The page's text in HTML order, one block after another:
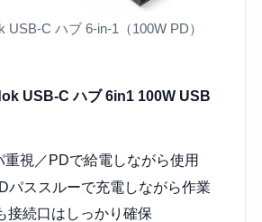
USB-C ハブ 6-in-1（100W PD）
USB-C ハブ 6in1 100W USB
重視／PDで給電しながら使用
パススルーで充電しながら作業
接続口はしっかり確保